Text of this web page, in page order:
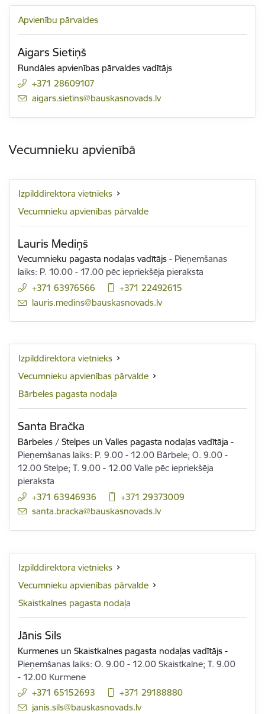
Apvienību pārvaldes
Aigars Sietiņš
Rundāles apvienības pārvaldes vadītājs
+371 28609107
E-pasts:
aigars.sietins@bauskasnovads.lv
Vecumnieku apvienībā
Izpilddirektora vietnieks
Vecumnieku apvienības pārvalde
Lauris Mediņš
Vecumnieku pagasta nodaļas vadītājs - Pieņemšanas
laiks: P. 10.00 - 17.00 pēc iepriekšēja pieraksta
+371 63976566
+371 22492615
E-pasts:
lauris.medins@bauskasnovads.lv
Izpilddirektora vietnieks
Vecumnieku apvienības pārvalde
Bārbeles pagasta nodaļa
Santa Bračka
Bārbeles / Stelpes un Valles pagasta nodaļas vadītāja -
Pieņemšanas laiks: P. 9.00 - 12.00 Bārbele; O. 9.00 -
12.00 Stelpe; T. 9.00 - 12.00 Valle pēc iepriekšēja
pieraksta
+371 63946936
+371 29373009
E-pasts:
santa.bracka@bauskasnovads.lv
Izpilddirektora vietnieks
Vecumnieku apvienības pārvalde
Skaistkalnes pagasta nodaļa
Jānis Sils
Kurmenes un Skaistkalnes pagasta nodaļas vadītājs -
Pieņemšanas laiks: O. 9.00 - 12.00 Skaistkalne; T. 9.00
- 12.00 Kurmene
+371 65152693
+371 29188880
E-pasts:
janis.sils@bauskasnovads.lv